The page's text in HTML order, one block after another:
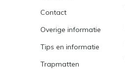
Contact
Overige informatie
Tips en informatie
Trapmatten